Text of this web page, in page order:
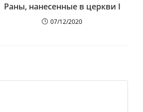
Раны, нанесенные в церкви I
07/12/2020